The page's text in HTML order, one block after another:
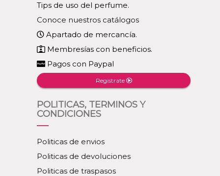
Tips de uso del perfume.
Conoce nuestros catálogos
Apartado de mercancía.
Membresías con beneficios.
Pagos con Paypal
Registrate
POLITICAS, TERMINOS Y
CONDICIONES
Politicas de envios
Politicas de devoluciones
Politicas de traspasos